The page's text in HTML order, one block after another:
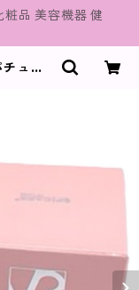
品 美容機器 健
ュラ